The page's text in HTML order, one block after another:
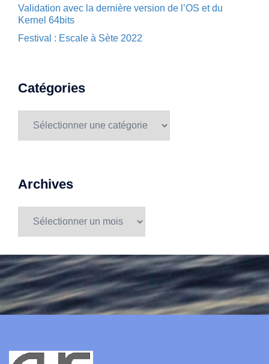
Validation avec la dernière version de l’OS et du
Kernel 64bits
Festival : Escale à Sète 2022
Catégories
Archives